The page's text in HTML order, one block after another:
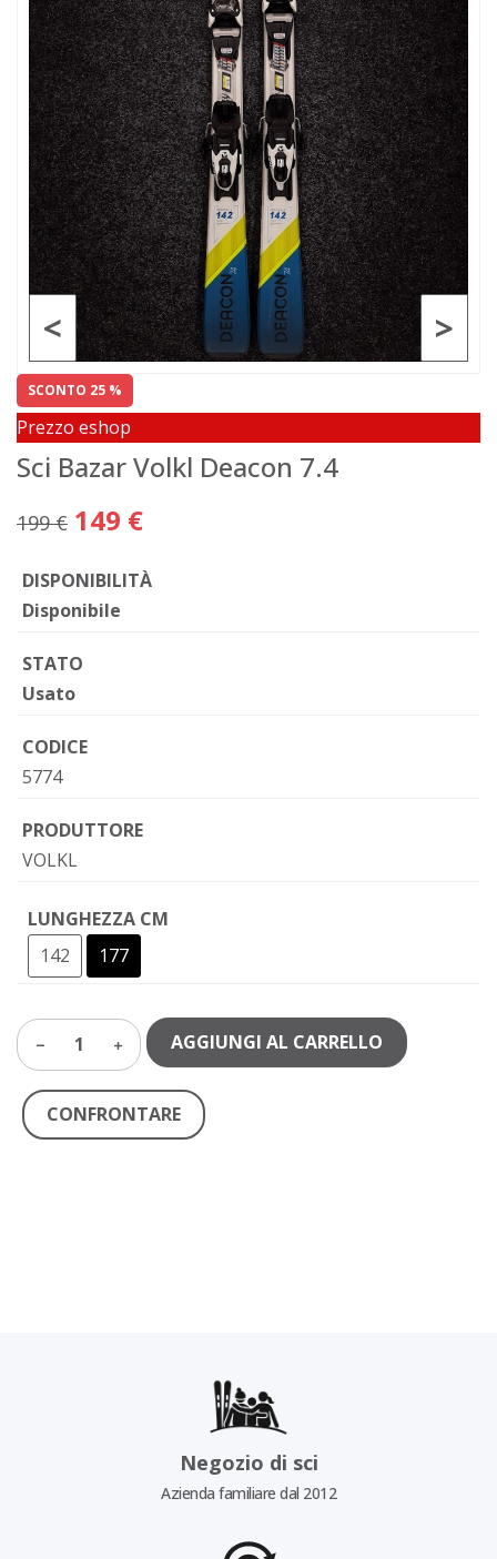
>
<
SCONTO 25 %
Prezzo eshop
Sci Bazar Volkl Deacon 7.4
199 € 149 €
DISPONIBILITÀ
Disponibile
STATO
Usato
CODICE
5774
PRODUTTORE
VOLKL
LUNGHEZZA CM
142
177
1 AGGIUNGI AL CARRELLO
CONFRONTARE
Negozio di sci
Azienda familiare dal 2012